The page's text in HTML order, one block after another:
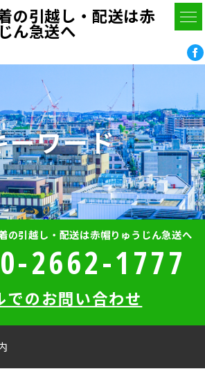
の引越し・配送は赤
ん急送へ
ーワード
の引越し・配送は赤帽りゅうじん急送へ
2662-1777
でのお問い合わせ